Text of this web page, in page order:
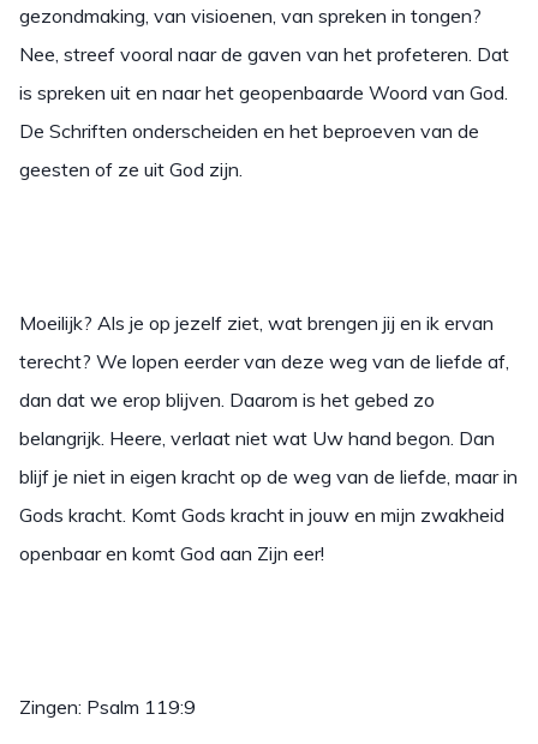
gezondmaking, van visioenen, van spreken in tongen?
Nee, streef vooral naar de gaven van het profeteren. Dat
is spreken uit en naar het geopenbaarde Woord van God.
De Schriften onderscheiden en het beproeven van de
geesten of ze uit God zijn.
Moeilijk? Als je op jezelf ziet, wat brengen jij en ik ervan
terecht? We lopen eerder van deze weg van de liefde af,
dan dat we erop blijven. Daarom is het gebed zo
belangrijk. Heere, verlaat niet wat Uw hand begon. Dan
blijf je niet in eigen kracht op de weg van de liefde, maar in
Gods kracht. Komt Gods kracht in jouw en mijn zwakheid
openbaar en komt God aan Zijn eer!
Zingen: Psalm 119:9